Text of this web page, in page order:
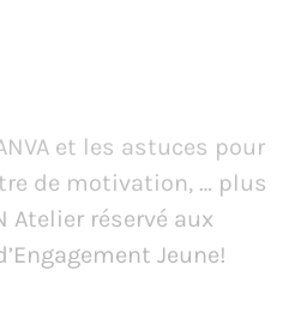
et les astuces pour
de motivation, … plus
Atelier réservé aux
Jeune!